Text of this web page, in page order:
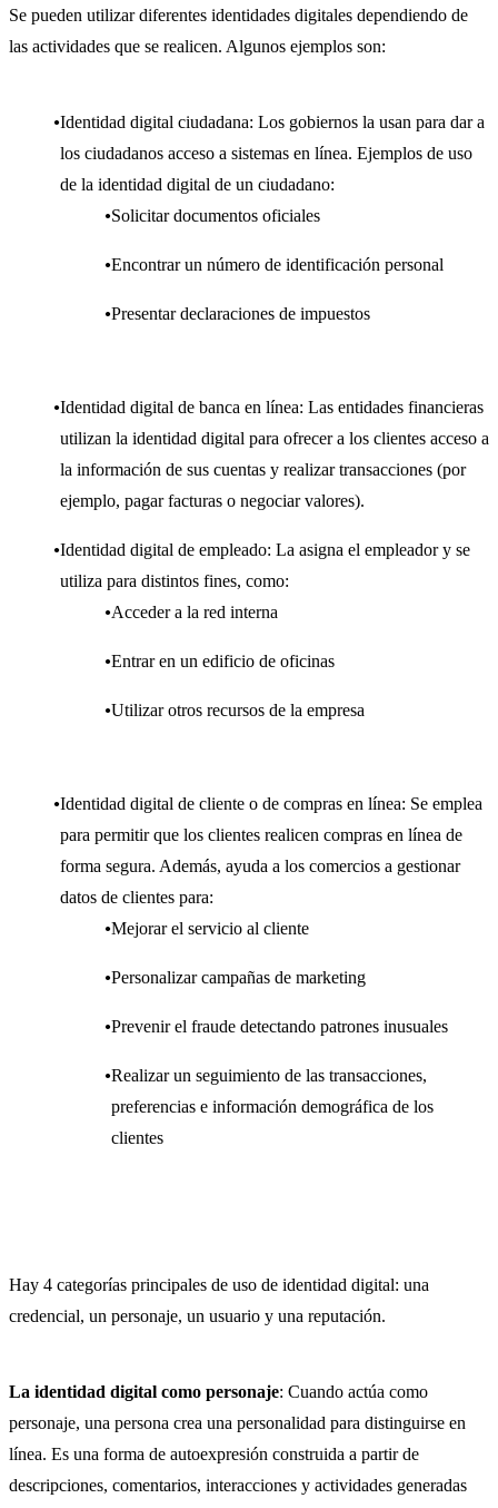
Se pueden utilizar diferentes identidades digitales dependiendo de
las actividades que se realicen. Algunos ejemplos son:
Identidad digital ciudadana: Los gobiernos la usan para dar a
los ciudadanos acceso a sistemas en línea. Ejemplos de uso
de la identidad digital de un ciudadano:
Solicitar documentos oficiales
Encontrar un número de identificación personal
Presentar declaraciones de impuestos
Identidad digital de banca en línea: Las entidades financieras
utilizan la identidad digital para ofrecer a los clientes acceso a
la información de sus cuentas y realizar transacciones (por
ejemplo, pagar facturas o negociar valores).
Identidad digital de empleado: La asigna el empleador y se
utiliza para distintos fines, como:
Acceder a la red interna
Entrar en un edificio de oficinas
Utilizar otros recursos de la empresa
Identidad digital de cliente o de compras en línea: Se emplea
para permitir que los clientes realicen compras en línea de
forma segura. Además, ayuda a los comercios a gestionar
datos de clientes para:
Mejorar el servicio al cliente
Personalizar campañas de marketing
Prevenir el fraude detectando patrones inusuales
Realizar un seguimiento de las transacciones,
preferencias e información demográfica de los
clientes
Hay 4 categorías principales de uso de identidad digital: una
credencial, un personaje, un usuario y una reputación.
La identidad digital como personaje: Cuando actúa como
personaje, una persona crea una personalidad para distinguirse en
línea. Es una forma de autoexpresión construida a partir de
descripciones, comentarios, interacciones y actividades generadas